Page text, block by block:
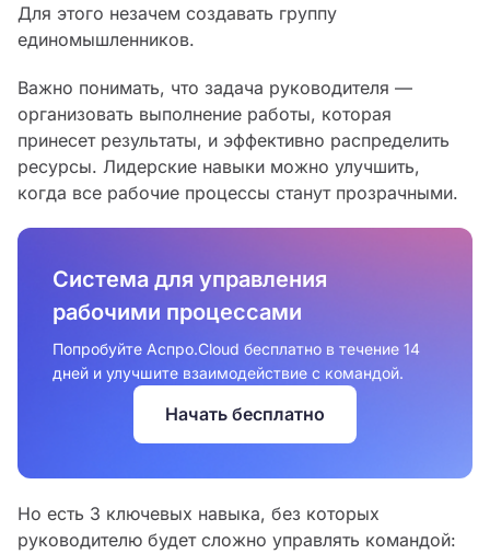
Для этого незачем создавать группу
единомышленников.
Важно понимать, что задача руководителя —
организовать выполнение работы, которая
принесет результаты, и эффективно распределить
ресурсы. Лидерские навыки можно улучшить,
когда все рабочие процессы станут прозрачными.
Система для управления
рабочими процессами
Попробуйте Аспро.Cloud бесплатно в течение 14
дней и улучшите взаимодействие с командой.
Начать бесплатно
Но есть 3 ключевых навыка, без которых
руководителю будет сложно управлять командой: